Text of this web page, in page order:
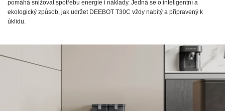
pomáhá snižovat spotřebu energie i náklady. Jedná se o inteligentní a
ekologický způsob, jak udržet DEEBOT T30C vždy nabitý a připravený k
úklidu.